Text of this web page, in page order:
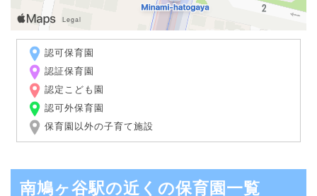
認可保育園
認証保育園
認定こども園
認可外保育園
保育園以外の子育て施設
南鳩ヶ谷駅の近くの保育園一覧